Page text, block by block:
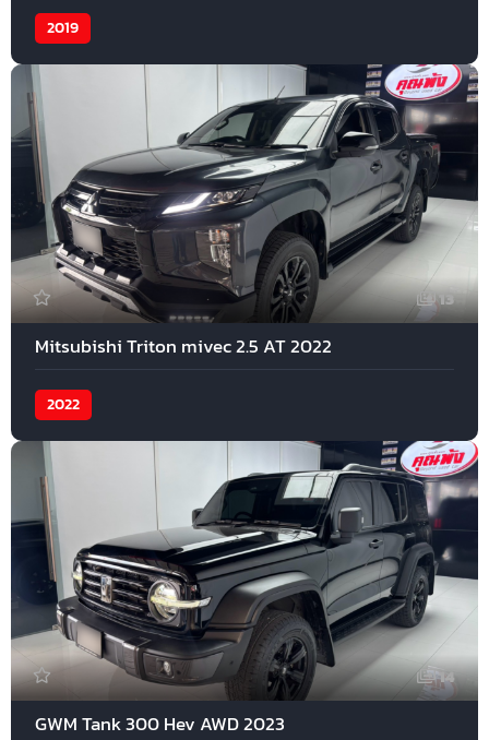
2019
13
Mitsubishi Triton mivec 2.5 AT 2022
2022
14
GWM Tank 300 Hev AWD 2023